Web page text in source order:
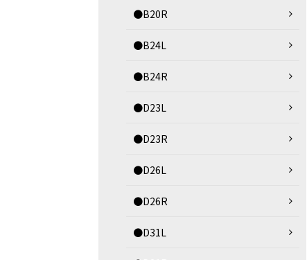
●B20R
●B24L
●B24R
●D23L
●D23R
●D26L
●D26R
●D31L